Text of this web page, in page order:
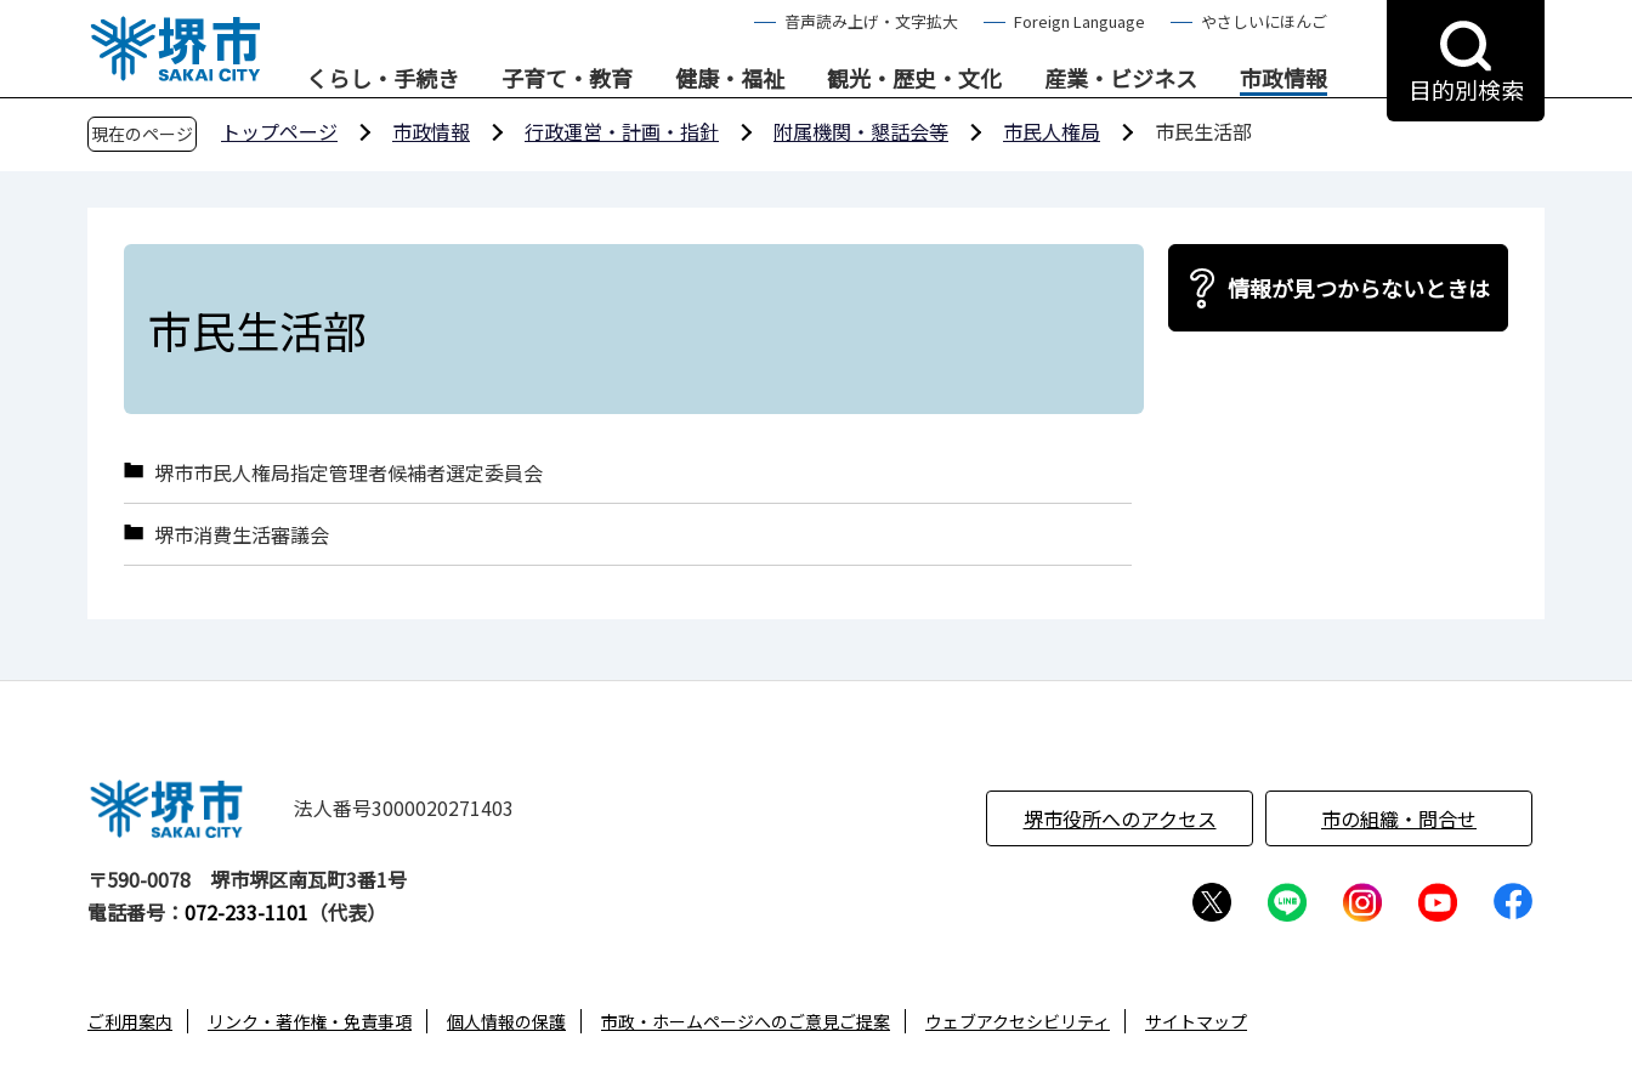
音声読み上げ・文字拡大 Foreign Language やさしいにほんご
くらし・手続き 子育て・教育 健康・福祉 観光・歴史・文化 産業・ビジネス 市政情報 目的別検索
現在のページ トップページ 市政情報 行政運営・計画・指針 附属機関・懇話会等 市民人権局 市民生活部
市民生活部
堺市市民人権局指定管理者候補者選定委員会
堺市消費生活審議会
情報が見つからないときは
法人番号3000020271403
〒590-0078
堺市堺区南瓦町3番1号
電話番号： 072-233-1101 （代表）
堺市役所へのアクセス 市の組織・問合せ
ご利用案内 リンク・著作権・免責事項 個人情報の保護 市政・ホームページへのご意見ご提案 ウェブアクセシビリティ サイトマップ